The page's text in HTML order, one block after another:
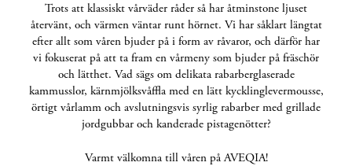
Trots att klassiskt vårväder råder så har åtminstone ljuset
återvänt, och värmen väntar runt hörnet. Vi har såklart längtat
efter allt som våren bjuder på i form av råvaror, och därför har
vi fokuserat på att ta fram en vårmeny som bjuder på fräschör
och lätthet. Vad sägs om delikata rabarberglaserade
kammusslor, kärnmjölksvåffla med en lätt kycklinglevermousse,
örtigt vårlamm och avslutningsvis syrlig rabarber med grillade
jordgubbar och kanderade pistagenötter?
Varmt välkomna till våren på AVEQIA!